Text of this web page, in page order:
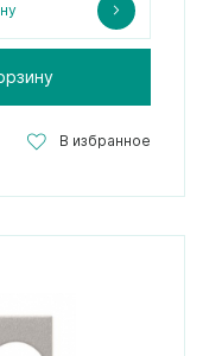
В избранное